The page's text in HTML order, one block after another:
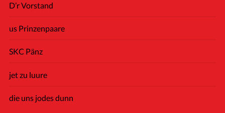
D’r Vorstand
us Prinzenpaare
SKC Pänz
jet zu luure
die uns jodes dunn